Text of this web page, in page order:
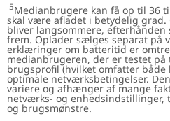
5Medianbrugere kan få op til 36
skal være afladet i betydelig
bliver langsommere,
frem. Oplader sælges separat på
erklæringer om batteritid er
medianbrugeren, der er testet
brugsprofil (hvilket omfatter
optimale netværksbetingelser.
variere og afhænger af mange
netværks- og enhedsindstillinger,
og brugsmønstre.